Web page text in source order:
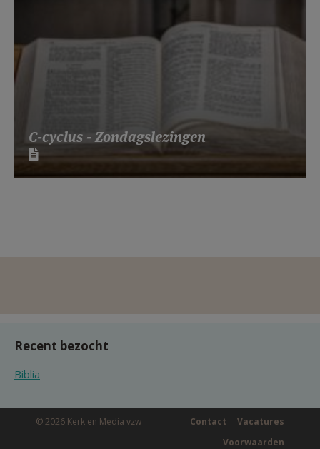
C-cyclus - Zondagslezingen
Recent bezocht
Biblia
© 2026 Kerk en Media vzw Vacatures
Contact
Voorwaarden